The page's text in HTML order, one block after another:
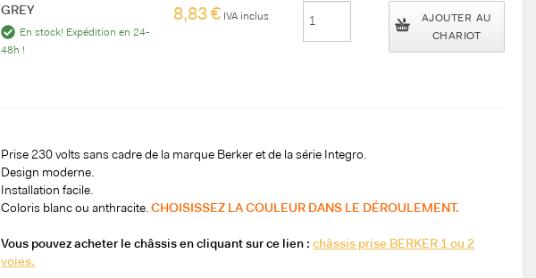
GREY
En stock! Expédition en 24-
48h !
8,83 € IVA inclus
AJOUTER AU
CHARIOT
Prise 230 volts sans cadre de la marque Berker et de la série Integro.
Design moderne.
Installation facile.
Coloris blanc ou anthracite.CHOISISSEZ LA COULEUR DANS LE DÉROULEMENT.
Vous pouvez acheter le châssis en cliquant sur ce lien :châssis prise BERKER 1 ou 2
voies.